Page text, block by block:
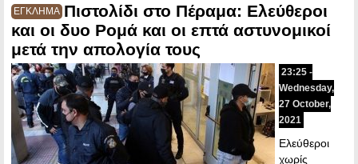
ΕΓΚΛΗΜΑ Πιστολίδι στο Πέραμα: Ελεύθεροι
και οι δυο Ρομά και οι επτά αστυνομικοί
μετά την απολογία τους
23:25 -
Wednesday,
27 October,
2021
Ελεύθεροι
χωρίς